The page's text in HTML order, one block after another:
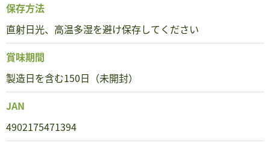
保存方法
直射日光、高温多湿を避け保存してください
賞味期間
製造日を含む150日（未開封）
JAN
4902175471394